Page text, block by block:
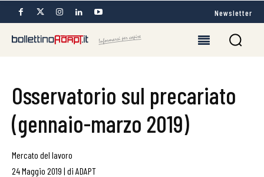
Newsletter
Osservatorio sul precariato
(gennaio-marzo 2019)
Mercato del lavoro
24 Maggio 2019 | di ADAPT